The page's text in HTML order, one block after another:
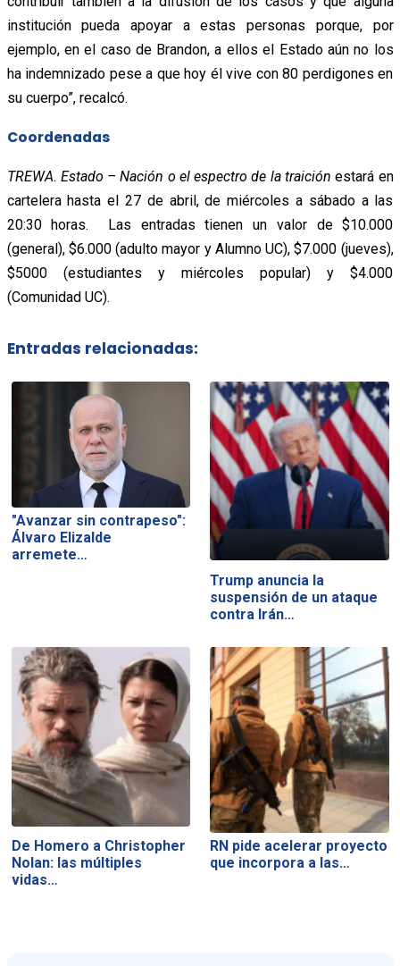
institución pueda apoyar a estas personas porque, por
ejemplo, en el caso de Brandon, a ellos el Estado aún no los
ha indemnizado pese a que hoy él vive con 80 perdigones en
su cuerpo”, recalcó.
Coordenadas
TREWA. Estado – Nación o el espectro de la traiciónestará en
cartelera hasta el 27 de abril, de miércoles a sábado a las
20:30 horas. Las entradas tienen un valor de $10.000
(general), $6.000 (adulto mayor y Alumno UC), $7.000 (jueves),
$5000 (estudiantes y miércoles popular) y $4.000
(Comunidad UC).
Entradas relacionadas:
"Avanzar sin contrapeso":
Álvaro Elizalde
arremete…
Trump anuncia la
suspensión de un ataque
contra Irán…
De Homero a Christopher
Nolan: las múltiples
vidas…
RN pide acelerar proyecto
que incorpora a las…